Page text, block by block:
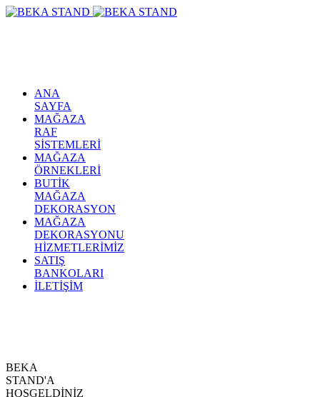
ANA
SAYFA
MAĞAZA
RAF
SİSTEMLERİ
MAĞAZA
ÖRNEKLERİ
BUTİK
MAĞAZA
DEKORASYON
MAĞAZA
DEKORASYONU
HİZMETLERİMİZ
SATIŞ
BANKOLARI
İLETİŞİM
BEKA
STAND'A
HOŞGELDİNİZ